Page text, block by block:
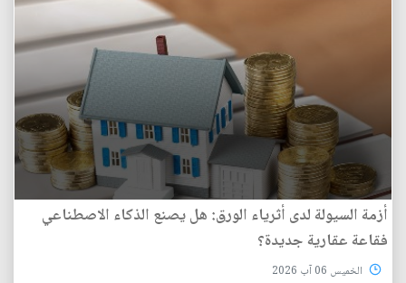
أزمة السيولة لدى أثرياء الورق: هل يصنع الذكاء الاصطناعي
فقاعة عقارية جديدة؟
الخميس 06 آب 2026